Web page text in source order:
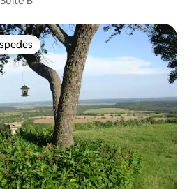
más destacados